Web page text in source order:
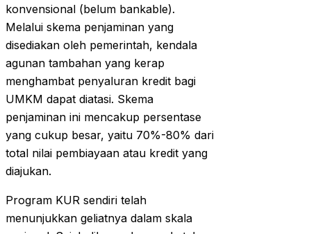
konvensional (belum bankable).
Melalui skema penjaminan yang
disediakan oleh pemerintah, kendala
agunan tambahan yang kerap
menghambat penyaluran kredit bagi
UMKM dapat diatasi. Skema
penjaminan ini mencakup persentase
yang cukup besar, yaitu 70%-80% dari
total nilai pembiayaan atau kredit yang
diajukan.
Program KUR sendiri telah
menunjukkan geliatnya dalam skala